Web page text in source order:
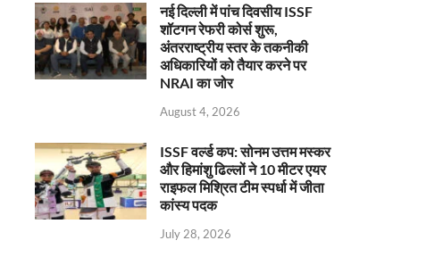
नई दिल्ली में पांच दिवसीय ISSF
शॉटगन रेफरी कोर्स शुरू,
अंतरराष्ट्रीय स्तर के तकनीकी
अधिकारियों को तैयार करने पर
NRAI का जोर
August 4, 2026
ISSF वर्ल्ड कप: सोनम उत्तम मस्कर
और हिमांशु ढिल्लों ने 10 मीटर एयर
राइफल मिश्रित टीम स्पर्धा में जीता
कांस्य पदक
July 28, 2026